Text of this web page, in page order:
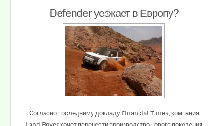
Defender уезжает в Европу?
Согласно последнему докладу Financial Times, компания